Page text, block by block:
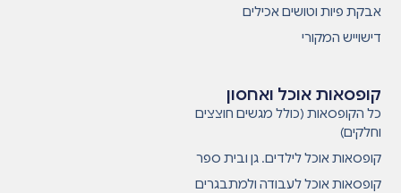
קופסאות אוכל ואחסון
כל הקופסאות (כולל מגשים חוצצים
וחלקים)
קופסאות אוכל לילדים. גן ובית ספר
קופסאות אוכל לעבודה ולמתבגרים
אבקת פיות וטושים אכילים
דישוייש המקורי